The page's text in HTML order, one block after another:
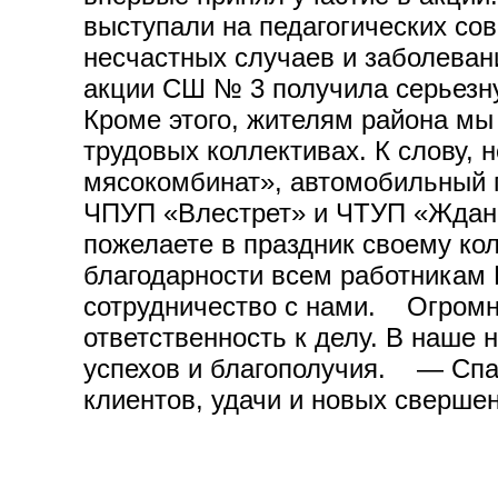
выступали на педагогических
несчастных случаев и
акции СШ № 3 получила
Кроме этого, жителям района
трудовых коллективах. К
мясокомбинат»,
ЧПУП «Влестрет» и ЧТУП
пожелаете в праздник своему
благодарности всем
сотрудничество с нами.
ответственность к делу. В наше
успехов и благополучия. —
клиентов, удачи и новых